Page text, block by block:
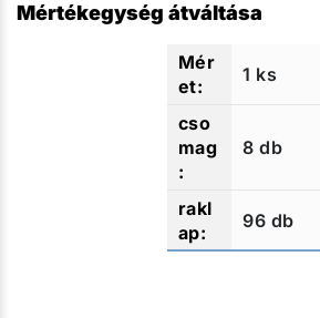
Mértékegység átváltása
1 ks
8 db
96 db